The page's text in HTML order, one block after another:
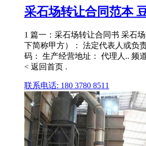
采石场转让合同范本
1 篇一：采石场转让合同书 采石
下简称甲方）： 法定代表人或负
码： 生产经营地址： 代理人.. 频
< 返回首页 .
联系电话: 180 3780 8511